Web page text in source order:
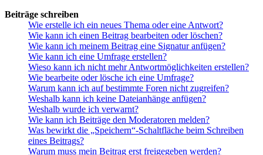
Beiträge schreiben
Wie erstelle ich ein neues Thema oder eine Antwort?
Wie kann ich einen Beitrag bearbeiten oder löschen?
Wie kann ich meinem Beitrag eine Signatur anfügen?
Wie kann ich eine Umfrage erstellen?
Wieso kann ich nicht mehr Antwortmöglichkeiten erstellen?
Wie bearbeite oder lösche ich eine Umfrage?
Warum kann ich auf bestimmte Foren nicht zugreifen?
Weshalb kann ich keine Dateianhänge anfügen?
Weshalb wurde ich verwarnt?
Wie kann ich Beiträge den Moderatoren melden?
Was bewirkt die „Speichern“-Schaltfläche beim Schreiben
eines Beitrags?
Warum muss mein Beitrag erst freigegeben werden?